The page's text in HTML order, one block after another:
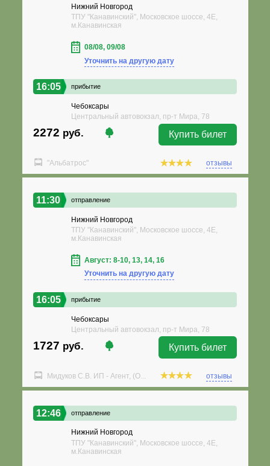
Нижний Новгород
ТПУ "Канавинский", Московское шоссе, 4Е,
м.Канавинская
08/08, 09/08
Уточнить на другую дату
16:05 прибытие
Чебоксары
Центральный автовокзал, пр-т Мира, 78
2272 руб. Купить билет
"Альбатрос" отзывы
11:30 отправление
Нижний Новгород
ТПУ "Канавинский", Московское шоссе, 4Е,
м.Канавинская
Август: 8-10, 13, 14, 16
Уточнить на другую дату
16:05 прибытие
Чебоксары
Центральный автовокзал, пр-т Мира, 78
1727 руб. Купить билет
Мидуков С.В. ИП - Агент, (О... отзывы
12:46 отправление
Нижний Новгород
ТПУ "Канавинский", Московское шоссе, 4Е,
м.Канавинская